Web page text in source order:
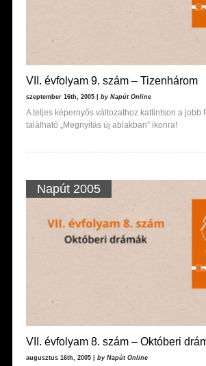
VII. évfolyam 9. szám – Tizenhárom
szeptember 16th, 2005 | by Napút Online
A teljes képernyős változathoz kattintson a jobb
található „Megnyitás új ablakban” ikonra!
Napút 2005
VII. évfolyam 8. szám – Októberi
augusztus 16th, 2005 | by Napút Online